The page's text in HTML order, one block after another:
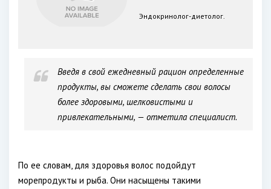
Эндокринолог-диетолог.
Введя в свой ежедневный рацион определенные
продукты, вы сможете сделать свои волосы
более здоровыми, шелковистыми и
привлекательными, — отметила специалист.
По ее словам, для здоровья волос подойдут
морепродукты и рыба. Они насыщены такими